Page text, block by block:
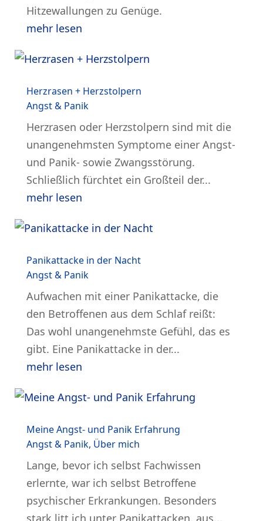
Hitzewallungen zu Genüge.
mehr lesen
Herzrasen + Herzstolpern
Angst & Panik
Herzrasen oder Herzstolpern sind mit die
unangenehmsten Symptome einer Angst-
und Panik- sowie Zwangsstörung.
Schließlich fürchtet ein Großteil der...
mehr lesen
Panikattacke in der Nacht
Angst & Panik
Aufwachen mit einer Panikattacke, die
den Betroffenen aus dem Schlaf reißt:
Das wohl unangenehmste Gefühl, das es
gibt. Eine Panikattacke in der...
mehr lesen
Meine Angst- und Panik Erfahrung
Angst & Panik, Über mich
Lange, bevor ich selbst Fachwissen
erlernte, war ich selbst Betroffene
psychischer Erkrankungen. Besonders
stark litt ich unter Panikattacken, aus...